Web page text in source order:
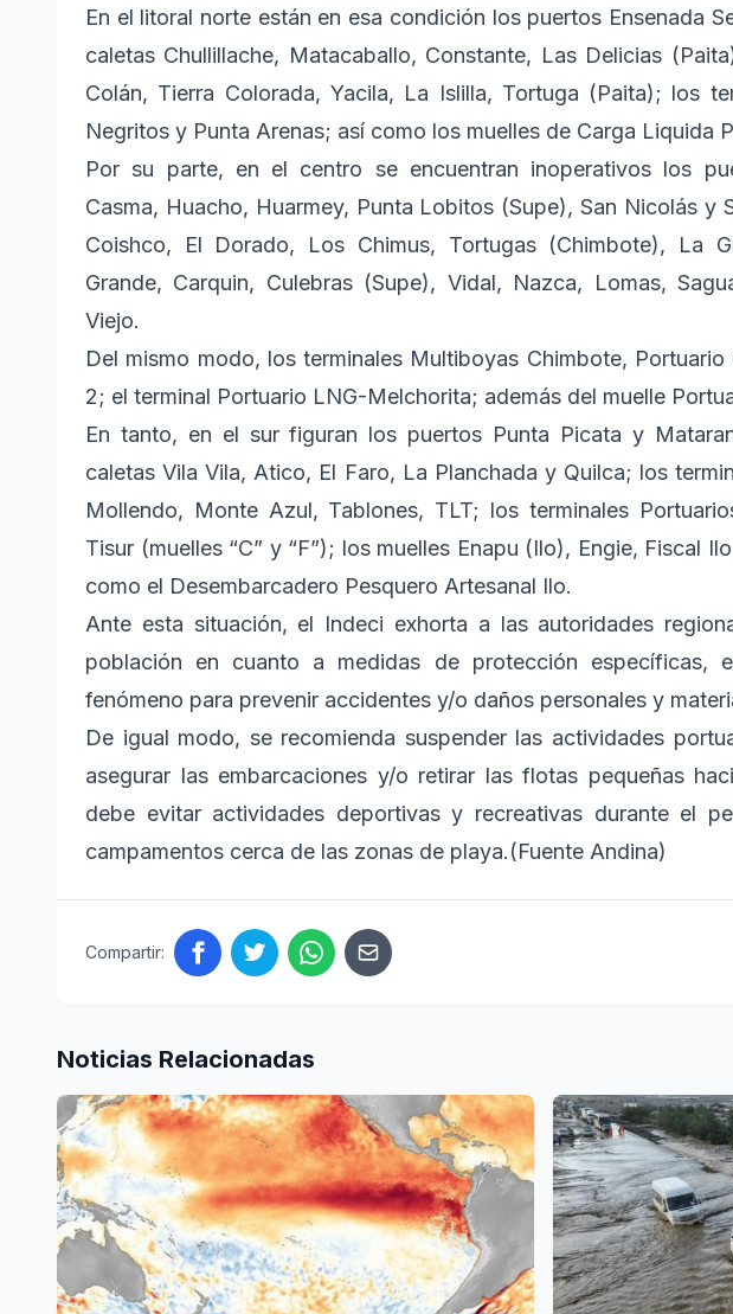
En el litoral norte están en esa condición los puertos Ensenada
caletas Chullillache, Matacaballo, Constante, Las Delicias
Colán, Tierra Colorada, Yacila, La Islilla, Tortuga (Paita); los
Negritos y Punta Arenas; así como los muelles de Carga Liquida
Por su parte, en el centro se encuentran inoperativos los
Casma, Huacho, Huarmey, Punta Lobitos (Supe), San Nicolás y
Coishco, El Dorado, Los Chimus, Tortugas (Chimbote), La
Grande, Carquin, Culebras (Supe), Vidal, Nazca, Lomas,
Viejo.
Del mismo modo, los terminales Multiboyas Chimbote, Portuario
2; el terminal Portuario LNG-Melchorita; además del muelle
En tanto, en el sur figuran los puertos Punta Picata y
caletas Vila Vila, Atico, El Faro, La Planchada y Quilca; los
Mollendo, Monte Azul, Tablones, TLT; los terminales
Tisur (muelles “C” y “F”); los muelles Enapu (Ilo), Engie, Fiscal
como el Desembarcadero Pesquero Artesanal Ilo.
Ante esta situación, el Indeci exhorta a las autoridades
población en cuanto a medidas de protección específicas,
fenómeno para prevenir accidentes y/o daños personales y
De igual modo, se recomienda suspender las actividades
asegurar las embarcaciones y/o retirar las flotas pequeñas
debe evitar actividades deportivas y recreativas durante el
campamentos cerca de las zonas de playa.(Fuente Andina)
Compartir:
Noticias Relacionadas